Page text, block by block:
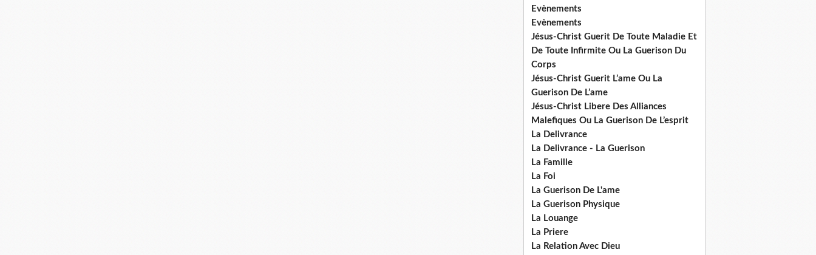
Evènements
Evènements
Jésus-Christ Guerit De Toute Maladie Et
De Toute Infirmite Ou La Guerison Du
Corps
Jésus-Christ Guerit L’ame Ou La
Guerison De L’ame
Jésus-Christ Libere Des Alliances
Malefiques Ou La Guerison De L’esprit
La Delivrance
La Delivrance - La Guerison
La Famille
La Foi
La Guerison De L'ame
La Guerison Physique
La Louange
La Priere
La Relation Avec Dieu